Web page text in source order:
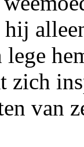
lege
zich
van